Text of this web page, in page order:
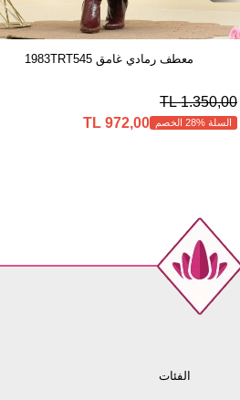
معطف رمادي غامق 1983TRT545
1.350,00 TL
السلة %28 الخصم 972,00 TL
الفئات